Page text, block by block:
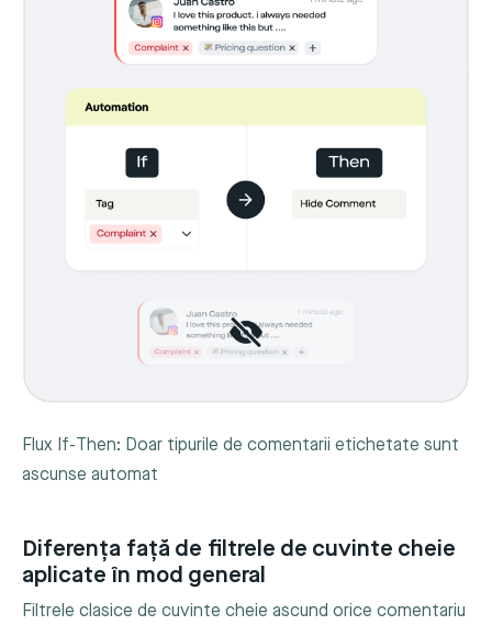
Flux If-Then: Doar tipurile de comentarii etichetate sunt
ascunse automat
Diferența față de filtrele de cuvinte cheie
aplicate în mod general
Filtrele clasice de cuvinte cheie ascund orice comentariu